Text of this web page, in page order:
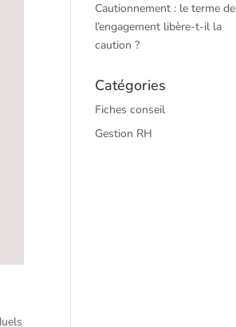
Cautionnement : le terme de
l’engagement libère-t-il la
caution ?
Catégories
Fiches conseil
Gestion RH